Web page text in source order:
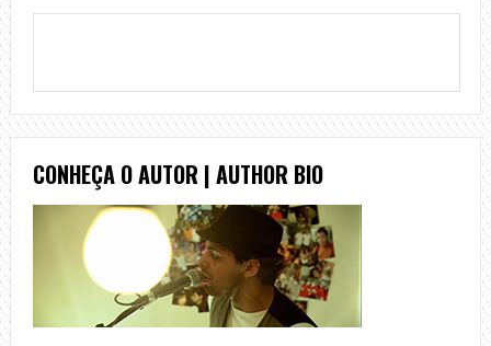
CONHEÇA O AUTOR | AUTHOR BIO